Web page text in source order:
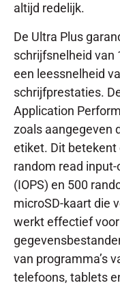
altijd redelijk.
De Ultra Plus
schrijfsnelheid van
een leessnelheid
schrijfprestaties.
Application
zoals aangegeven
etiket. Dit betekent
random read
(IOPS) en 500
microSD-kaart die
werkt effectief
van programma’s
telefoons, tablets